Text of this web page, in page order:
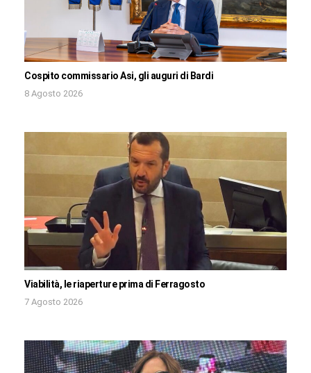
Cospito commissario Asi, gli auguri di Bardi
8 Agosto 2026
Viabilità, le riaperture prima di Ferragosto
7 Agosto 2026